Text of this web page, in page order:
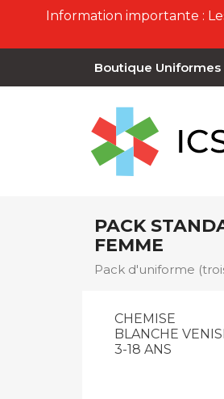
Information importante :
Boutique Uniformes
PACK
FEMME
Pack d'uniforme
CHEMISE
BLANCHE
3-18 ANS